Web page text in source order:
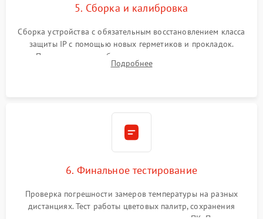
5. Сборка и калибровка
Сборка устройства с обязательным восстановлением класса
защиты IP с помощью новых герметиков и прокладок.
Программная калибровка матрицы по эталонному
абсолютно черному телу для точного измерения температур.
Подробнее
6. Финальное тестирование
Проверка погрешности замеров температуры на разных
дистанциях. Тест работы цветовых палитр, сохранения